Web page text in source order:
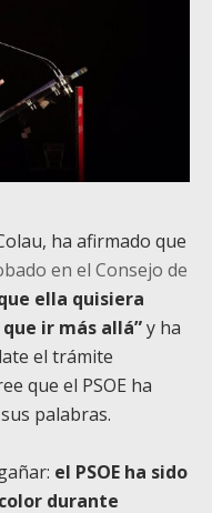
ha afirmado que
en el Consejo de
ella quisiera
ir más allá”y ha
el trámite
que el PSOE ha
palabras.
el PSOE ha sido
durante